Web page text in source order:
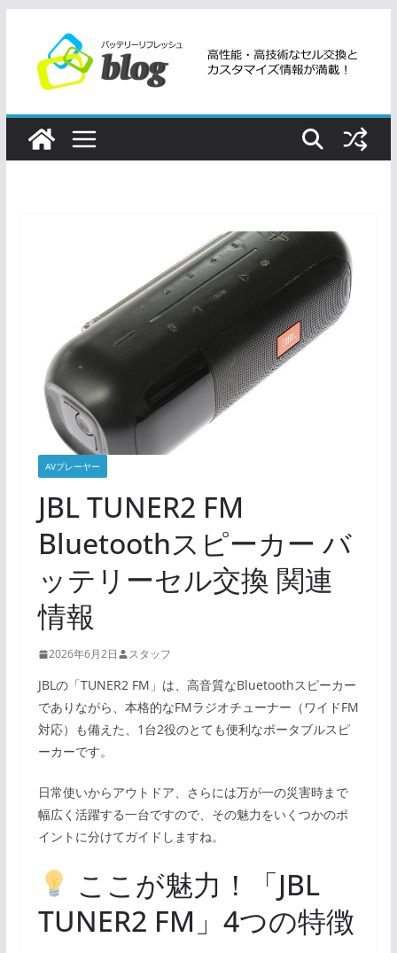
ツ
AVプレーヤー
JBL TUNER2 FM
Bluetoothスピーカー バ
ッテリーセル交換 関連
情報
2026年6月2日 スタッフ
JBLの「TUNER2 FM」は、高音質なBluetoothスピーカー
でありながら、本格的なFMラジオチューナー（ワイドFM
対応）も備えた、1台2役のとても便利なポータブルスピ
ーカーです。
日常使いからアウトドア、さらには万が一の災害時まで
幅広く活躍する一台ですので、その魅力をいくつかのポ
イントに分けてガイドしますね。
ここが魅力！「JBL
TUNER2 FM」4つの特徴